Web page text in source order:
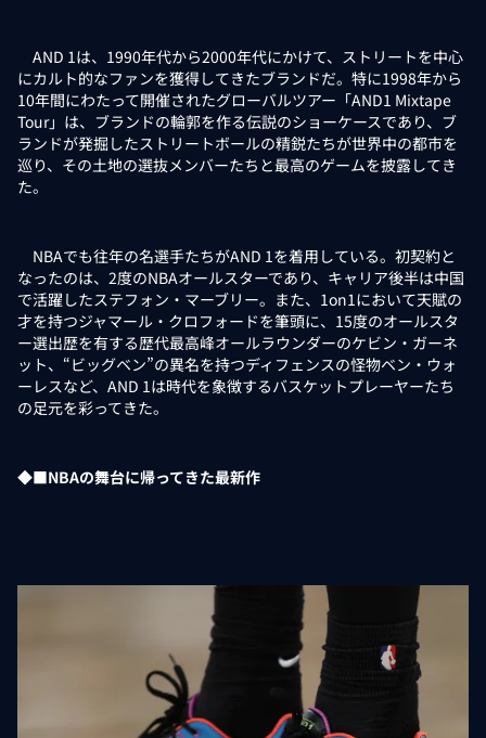
AND 1は、1990年代から2000年代にかけて、ストリートを中心
にカルト的なファンを獲得してきたブランドだ。特に1998年から
10年間にわたって開催されたグローバルツアー「AND1 Mixtape
Tour」は、ブランドの輪郭を作る伝説のショーケースであり、ブ
ランドが発掘したストリートボールの精鋭たちが世界中の都市を
巡り、その土地の選抜メンバーたちと最高のゲームを披露してき
た。
NBAでも往年の名選手たちがAND 1を着用している。初契約と
なったのは、2度のNBAオールスターであり、キャリア後半は中国
で活躍したステフォン・マーブリー。また、1on1において天賦の
才を持つジャマール・クロフォードを筆頭に、15度のオールスタ
ー選出歴を有する歴代最高峰オールラウンダーのケビン・ガーネ
ット、“ビッグベン”の異名を持つディフェンスの怪物ベン・ウォ
ーレスなど、AND 1は時代を象徴するバスケットプレーヤーたち
の足元を彩ってきた。
◆■NBAの舞台に帰ってきた最新作